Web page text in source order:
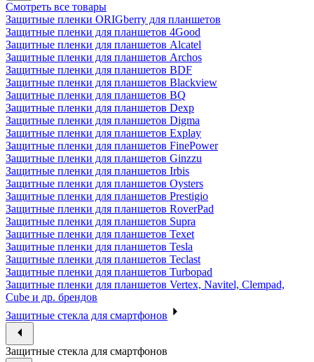
Смотреть все товары
Защитные пленки ORIGberry для планшетов
Защитные пленки для планшетов 4Good
Защитные пленки для планшетов Alcatel
Защитные пленки для планшетов Archos
Защитные пленки для планшетов BDF
Защитные пленки для планшетов Blackview
Защитные пленки для планшетов BQ
Защитные пленки для планшетов Dexp
Защитные пленки для планшетов Digma
Защитные пленки для планшетов Explay
Защитные пленки для планшетов FinePower
Защитные пленки для планшетов Ginzzu
Защитные пленки для планшетов Irbis
Защитные пленки для планшетов Oysters
Защитные пленки для планшетов Prestigio
Защитные пленки для планшетов RoverPad
Защитные пленки для планшетов Supra
Защитные пленки для планшетов Texet
Защитные пленки для планшетов Tesla
Защитные пленки для планшетов Teclast
Защитные пленки для планшетов Turbopad
Защитные пленки для планшетов Vertex, Navitel, Clempad,
Cube и др. брендов
Защитные стекла для смартфонов
Защитные стекла для смартфонов